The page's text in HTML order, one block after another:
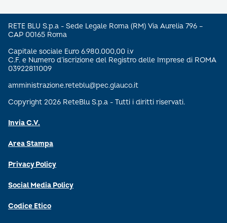
RETE BLU S.p.a - Sede Legale Roma (RM) Via Aurelia 796 –
CAP 00165 Roma
Capitale sociale Euro 6.980.000,00 i.v
C.F. e Numero d’iscrizione del Registro delle Imprese di ROMA
03922811009
amministrazione.reteblu@pec.glauco.it
Copyright 2026 ReteBlu S.p.a - Tutti i diritti riservati.
Invia C.V.
Area Stampa
Privacy Policy
Social Media Policy
Codice Etico